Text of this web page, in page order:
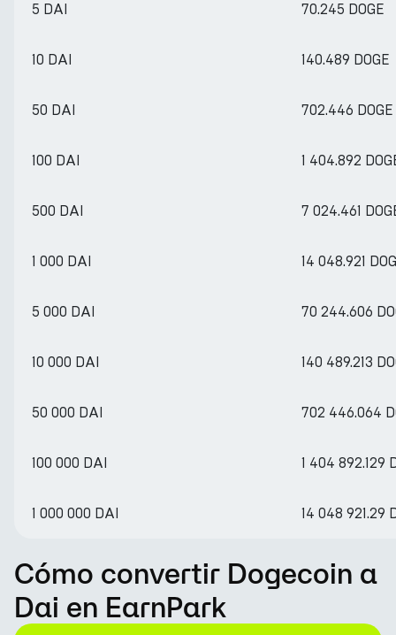
5 DAI 70.245 DOGE
10 DAI 140.489 DOGE
50 DAI 702.446 DOGE
100 DAI 1 404.892
500 DAI 7 024.461
1 000 DAI 14 048.921
5 000 DAI 70 244.606
10 000 DAI 140 489.213
50 000 DAI 702 446.064
100 000 DAI 1 404 892.129
1 000 000 DAI 14 048 921.29
Cómo convertir Dogecoin a
Dai en EarnPark